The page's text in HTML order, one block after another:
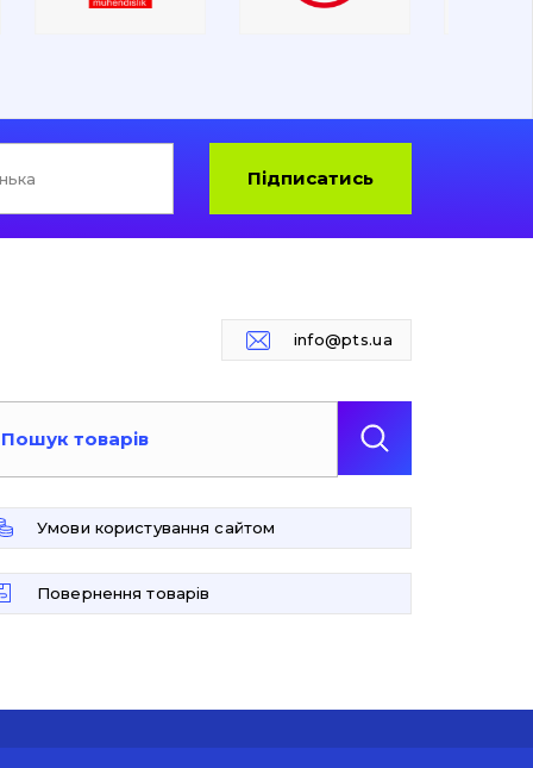
Підписатись
info@pts.ua
Умови користування сайтом
Повернення товарів